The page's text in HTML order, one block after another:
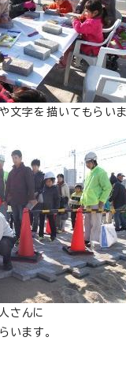
文字を描いてもらいま
さんに
います。